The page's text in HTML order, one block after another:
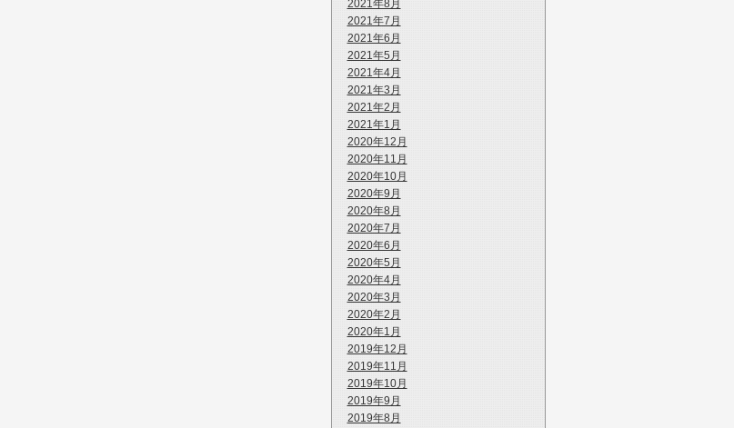
2021年8月
2021年7月
2021年6月
2021年5月
2021年4月
2021年3月
2021年2月
2021年1月
2020年12月
2020年11月
2020年10月
2020年9月
2020年8月
2020年7月
2020年6月
2020年5月
2020年4月
2020年3月
2020年2月
2020年1月
2019年12月
2019年11月
2019年10月
2019年9月
2019年8月